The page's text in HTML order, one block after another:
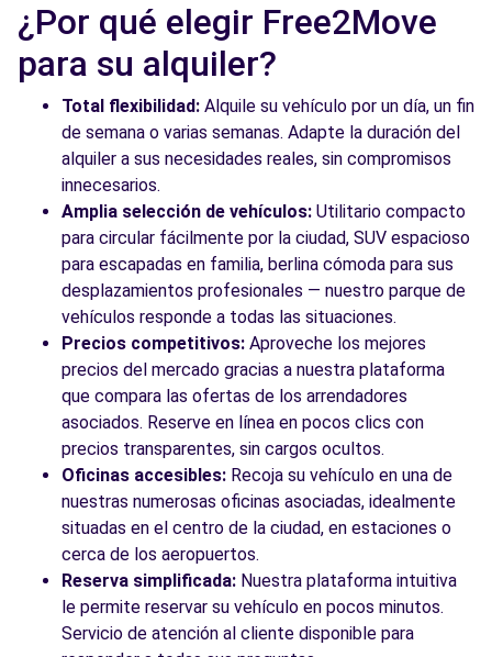
¿Por qué elegir Free2Move
para su alquiler?
Total flexibilidad: Alquile su vehículo por un día, un fin
de semana o varias semanas. Adapte la duración del
alquiler a sus necesidades reales, sin compromisos
innecesarios.
Amplia selección de vehículos: Utilitario compacto
para circular fácilmente por la ciudad, SUV espacioso
para escapadas en familia, berlina cómoda para sus
desplazamientos profesionales — nuestro parque de
vehículos responde a todas las situaciones.
Precios competitivos: Aproveche los mejores
precios del mercado gracias a nuestra plataforma
que compara las ofertas de los arrendadores
asociados. Reserve en línea en pocos clics con
precios transparentes, sin cargos ocultos.
Oficinas accesibles: Recoja su vehículo en una de
nuestras numerosas oficinas asociadas, idealmente
situadas en el centro de la ciudad, en estaciones o
cerca de los aeropuertos.
Reserva simplificada: Nuestra plataforma intuitiva
le permite reservar su vehículo en pocos minutos.
Servicio de atención al cliente disponible para